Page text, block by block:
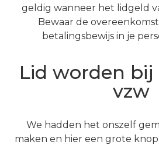
geldig wanneer het lidgeld
Bewaar de
betalingsbewijs in je
Lid worden
vzw
We hadden het onszelf
maken en hier een grote